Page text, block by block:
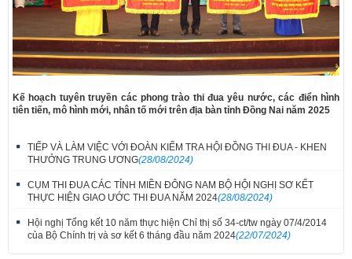
Kế hoạch tuyên truyền các phong trào thi đua yêu nước, các điển hình
tiên tiến, mô hình mới, nhân tố mới trên địa bàn tỉnh Đồng Nai năm 2025
TIẾP VÀ LÀM VIỆC VỚI ĐOÀN KIỂM TRA HỘI ĐỒNG THI ĐUA - KHEN
THƯỞNG TRUNG ƯƠNG(28/08/2024)
CỤM THI ĐUA CÁC TỈNH MIỀN ĐÔNG NAM BỘ HỘI NGHỊ SƠ KẾT
THỰC HIỆN GIAO ƯỚC THI ĐUA NĂM 2024(28/08/2024)
Hội nghị Tổng kết 10 năm thực hiện Chỉ thị số 34-ct/tw ngày 07/4/2014
của Bộ Chính trị và sơ kết 6 tháng đầu năm 2024(22/07/2024)